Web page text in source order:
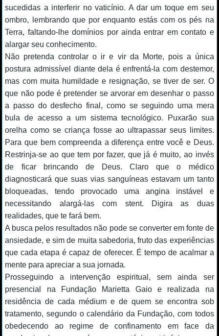
sucedidas a interferir no vaticínio. A dar um toque em seu
ombro, lembrando que por enquanto estás com os pés na
Terra, faltando-lhe domínios por ainda entrar em contato e
alargar seu conhecimento.
Não pretenda controlar o ir e vir da Morte, pois a única
postura admissível diante dela é enfrentá-la com destemor,
mas com muita humildade e resignação, se tiver de ser. O
que não pode é pretender se arvorar em desenhar o passo
a passo do desfecho final, como se seguindo uma mera
bula de acesso a um sistema tecnológico. Puxarão sua
orelha como se criança fosse ao ultrapassar seus limites.
Para que bem compreenda a diferença entre você e Deus.
Restrinja-se ao que tem por fazer, que já é muito, ao invés
de ficar brincando de Deus. Claro que o médico
diagnosticará que suas vias sanguíneas estavam um tanto
bloqueadas, tendo provocado uma angina instável e
necessitando alargá-las com stent. Digira as duas
realidades, que te fará bem.
A busca pelos resultados não pode se converter em fonte de
ansiedade, e sim de muita sabedoria, fruto das experiências
que cada etapa é capaz de oferecer. É tempo de acalmar a
mente para apreciar a sua jornada.
Prosseguindo a intervenção espiritual, sem ainda ser
presencial na Fundação Marietta Gaio e realizada na
residência de cada médium e de quem se encontra sob
tratamento, segundo o calendário da Fundação, com todos
obedecendo ao regime de confinamento em face da